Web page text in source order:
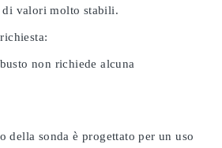
di valori molto stabili.
non richiede alcuna
della sonda è progettato per un uso